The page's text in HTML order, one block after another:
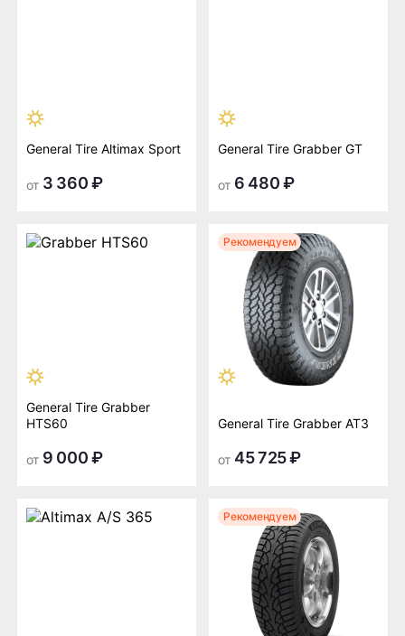
General Tire Altimax Sport
от 3 360 ₽
General Tire Grabber GT
от 6 480 ₽
General Tire Grabber
HTS60
от 9 000 ₽
Рекомендуем
General Tire Grabber AT3
от 45 725 ₽
Рекомендуем